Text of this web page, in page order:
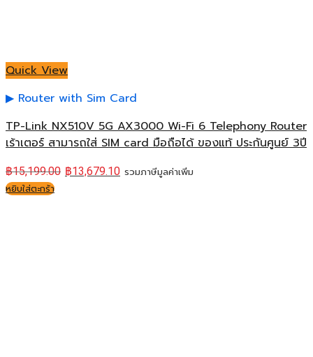
Quick View
Router with Sim Card
TP-Link NX510V 5G AX3000 Wi-Fi 6 Telephony Router
เร้าเตอร์ สามารถใส่ SIM card มือถือได้ ของแท้ ประกันศูนย์ 3ปี
฿15,199.00 ฿13,679.10 รวมภาษีมูลค่าเพิ่ม
หยิบใส่ตะกร้า